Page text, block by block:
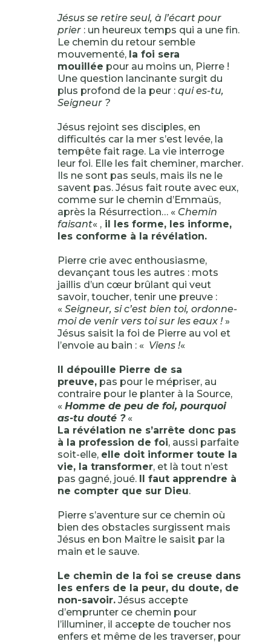
Jésus se retire seul, à l’écart pour
prier: un heureux temps qui a une fin.
Le chemin du retour semble
mouvementé, la foi sera
mouillée pour au moins un, Pierre !
Une question lancinante surgit du
plus profond de la peur : qui es-tu,
Seigneur ?
Jésus rejoint ses disciples, en
difficultés car la mer s’est levée, la
tempête fait rage. La vie interroge
leur foi. Elle les fait cheminer, marcher.
Ils ne sont pas seuls, mais ils ne le
savent pas. Jésus fait route avec eux,
comme sur le chemin d’Emmaüs,
après la Résurrection… « Chemin
faisant« ,il les forme, les informe,
les conforme à la révélation.
Pierre crie avec enthousiasme,
devançant tous les autres : mots
jaillis d’un cœur brûlant qui veut
savoir, toucher, tenir une preuve :
« Seigneur, si c’est bien toi, ordonne-
moi de venir vers toi sur les eaux !»
Jésus saisit la foi de Pierre au vol et
l’envoie au bain : « Viens !«
Il dépouille Pierre de sa
preuve,pas pour le mépriser, au
contraire pour le planter à la Source,
« Homme de peu de foi, pourquoi
as-tu douté ? «
La révélation ne s’arrête donc pas
à la profession de foi, aussi parfaite
soit-elle, elle doit informer toute la
vie, la transformer, et là tout n’est
pas gagné, joué. Il faut apprendre à
ne compter que sur Dieu.
Pierre s’aventure sur ce chemin où
bien des obstacles surgissent mais
Jésus en bon Maître le saisit par la
main et le sauve.
Le chemin de la foi se creuse dans
les enfers de la peur, du doute, de
non-savoir.Jésus accepte
d’emprunter ce chemin pour
l’illuminer, il accepte de toucher nos
enfers et même de les traverser, pour